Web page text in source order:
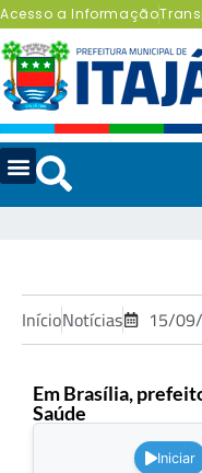
Acesso a Informação
InícioNotícias 15/
Em Brasília,
Saúde
Iniciar